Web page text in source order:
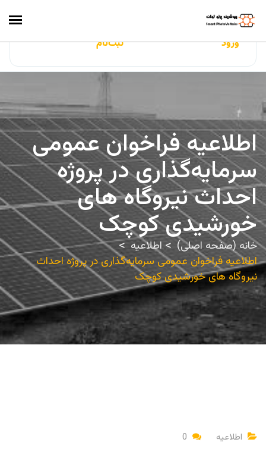
ایران‌سولار
ورود ثبت‌نام
اطلاعیه فراخوان عمومی
سرمایه‌گذاری در پروژه
احداث نیروگاه های
خورشیدی کوچک
خانه (صفحه اصلی)
اطلاعیه
اطلاعیه فراخوان عمومی سرمایه‌گذاری در پروژه احداث
نیروگاه های خورشیدی کوچک
اطلاعیه 0